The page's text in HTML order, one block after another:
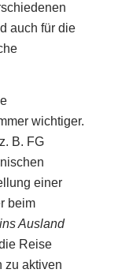
auch für die
wichtiger.
B. FG
einer
beim
Ausland
Reise
zu aktiven